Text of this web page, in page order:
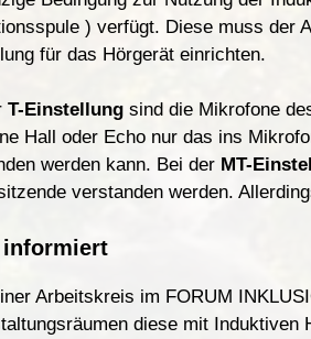
) verfügt. Diese muss der
für das Hörgerät einrichten.
T-Einstellung sind die Mikrofone
Hall oder Echo nur das ins
werden kann. Bei der MT-
verstanden werden.
informiert
Arbeitskreis im FORUM
diese mit